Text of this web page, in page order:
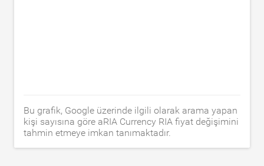
Bu grafik, Google üzerinde ilgili olarak arama yapan
kişi sayısına göre aRIA Currency RIA fiyat değişimini
tahmin etmeye imkan tanımaktadır.